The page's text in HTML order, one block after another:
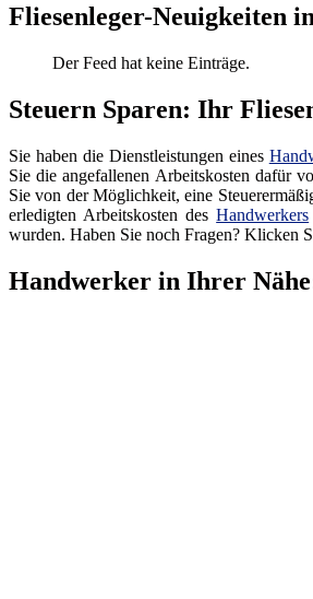
Fliesenleger-Neuigkeiten
Der Feed hat keine Einträge.
Steuern Sparen: Ihr
Sie haben die Dienstleistungen eines
Sie die angefallenen Arbeitskosten dafür
Sie von der Möglichkeit, eine
erledigten Arbeitskosten desHandwerkers
wurden. Haben Sie noch Fragen? Klicken
Handwerker in Ihrer